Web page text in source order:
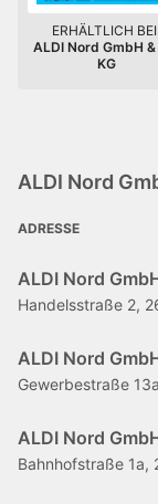
ERHÄLTLICH
ALDI Nord GmbH &
KG
ALDI Nord
ADRESSE
ALDI Nord
Handelsstraße 2,
ALDI Nord
Gewerbestraße
ALDI Nord
Bahnhofstraße 1a,